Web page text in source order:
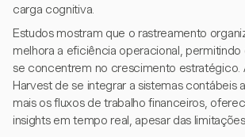
carga cognitiva.
Estudos mostram que o rastreamento
melhora a eficiência operacional, permitindo
se concentrem no crescimento estratégico.
Harvest de se integrar a sistemas contábeis
mais os fluxos de trabalho financeiros,
insights em tempo real, apesar das